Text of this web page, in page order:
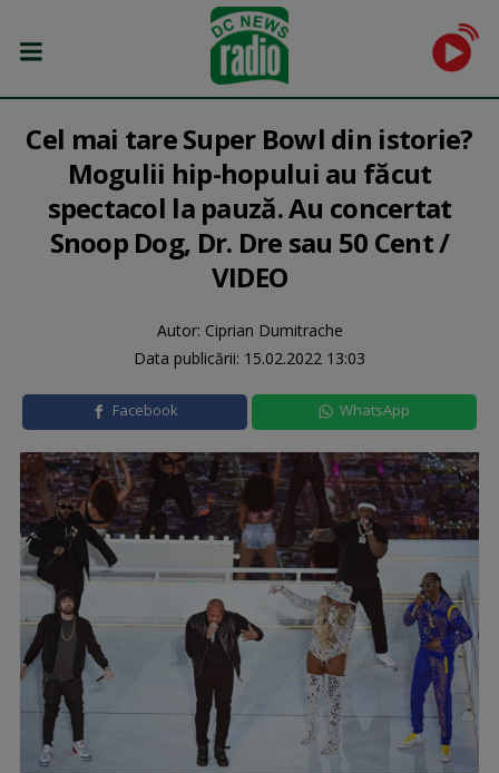
Cel mai tare Super Bowl din istorie?
Mogulii hip-hopului au făcut
spectacol la pauză. Au concertat
Snoop Dog, Dr. Dre sau 50 Cent /
VIDEO
Autor: Ciprian Dumitrache
Data publicării: 15.02.2022 13:03
Facebook WhatsApp